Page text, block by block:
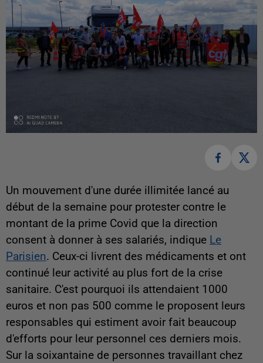
Un mouvement d'une durée illimitée lancé au
début de la semaine pour protester contre le
montant de la prime Covid que la direction
consent à donner à ses salariés, indique Le
Parisien. Ceux-ci livrent des médicaments et ont
continué leur activité au plus fort de la crise
sanitaire. C'est pourquoi ils attendaient 1000
euros et non pas 500 comme le proposent leurs
responsables qui estiment avoir fait beaucoup
d'efforts pour leur personnel ces derniers mois.
Sur la soixantaine de personnes travaillant chez